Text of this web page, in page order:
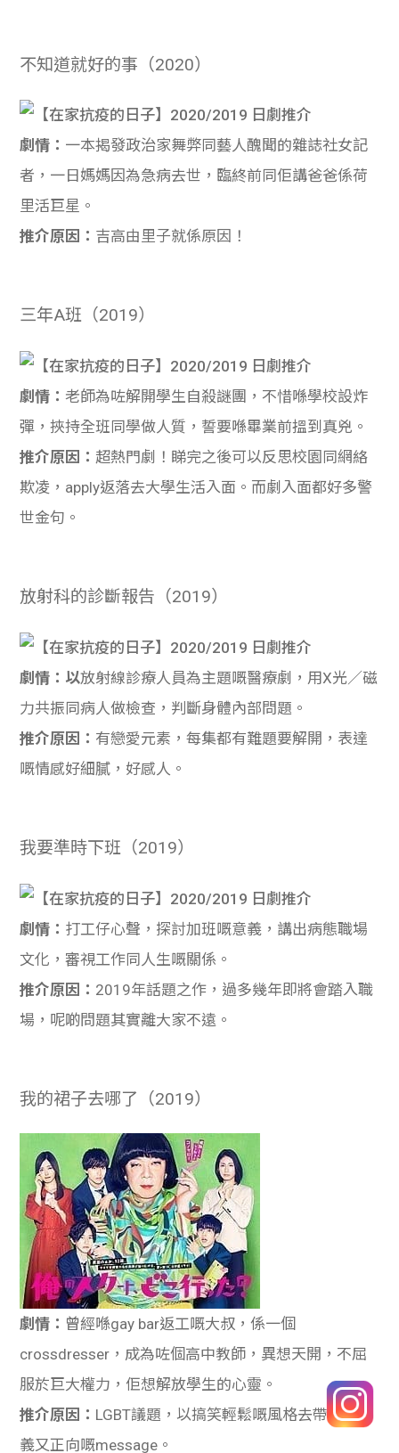
不知道就好的事（2020）
劇情： 一本揭發政治家舞弊同藝人醜聞的雜誌社女記
者，一日媽媽因為急病去世，臨終前同佢講爸爸係荷
里活巨星。
推介原因： 吉高由里子就係原因！
三年A班（2019）
劇情： 老師為咗解開學生自殺謎團，不惜喺學校設炸
彈，挾持全班同學做人質，誓要喺畢業前搵到真兇。
推介原因： 超熱門劇！睇完之後可以反思校園同網絡
欺凌，apply返落去大學生活入面。而劇入面都好多警
世金句。
放射科的診斷報告（2019）
劇情：以放射線診療人員為主題嘅醫療劇，用X光／磁
力共振同病人做檢查，判斷身體內部問題。
推介原因： 有戀愛元素，每集都有難題要解開，表達
嘅情感好細膩，好感人。
我要準時下班（2019）
劇情： 打工仔心聲，探討加班嘅意義，講出病態職場
文化，審視工作同人生嘅關係。
推介原因： 2019年話題之作，過多幾年即將會踏入職
場，呢啲問題其實離大家不遠。
我的裙子去哪了（2019）
劇情： 曾經喺gay bar返工嘅大叔，係一個
crossdresser，成為咗個高中教師，異想天開，不屈
服於巨大權力，佢想解放學生的心靈。
推介原因： LGBT議題，以搞笑輕鬆嘅風格去帶出有意
義又正向嘅message。